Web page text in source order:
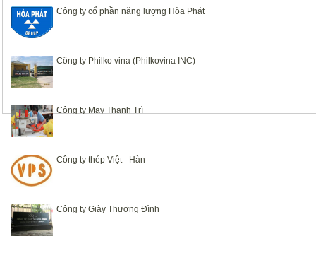
Công ty cổ phần năng lượng Hòa Phát
Công ty Philko vina (Philkovina INC)
Công ty May Thanh Trì
Công ty thép Việt - Hàn
Công ty Giày Thượng Đình